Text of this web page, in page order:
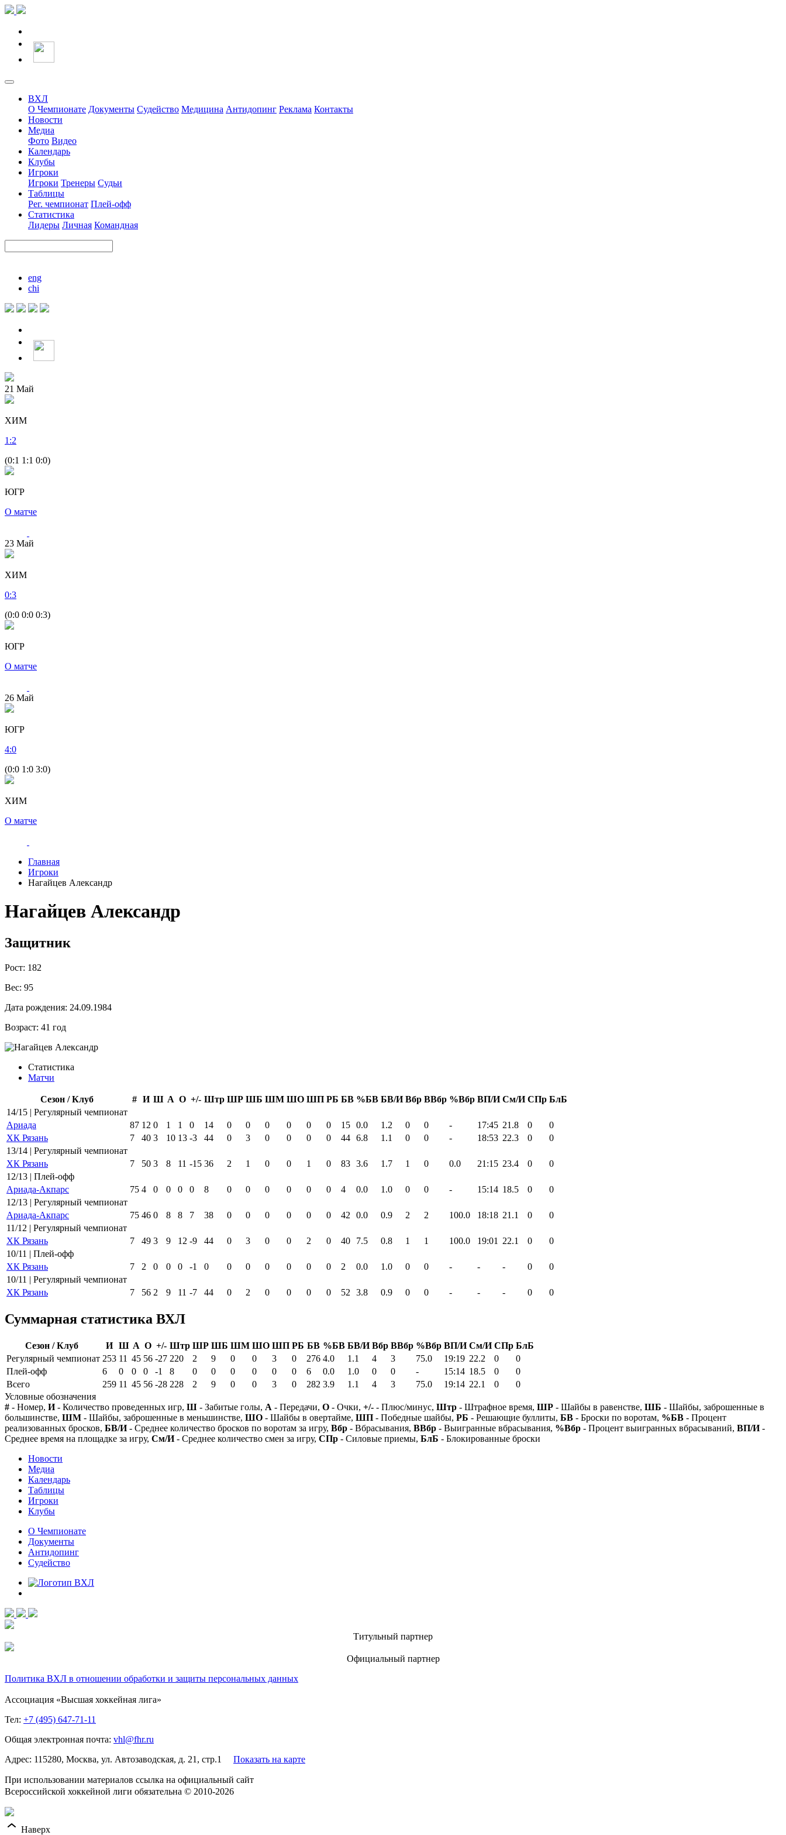
ВХЛ
О Чемпионате Документы Судейство Медицина Антидопинг Реклама Контакты
Новости
Медиа
Фото Видео
Календарь
Клубы
Игроки
Игроки Тренеры Судьи
Таблицы
Рег. чемпионат Плей-офф
Статистика
Лидеры Личная Командная
eng
chi
21 Май
ХИМ
1 :2
(0:1 1:1 0:0)
ЮГР
О матче
23 Май
ХИМ
0:3
(0:0 0:0 0:3)
ЮГР
О матче
26 Май
ЮГР
4:0
(0:0 1:0 3:0)
ХИМ
О матче
Главная
Игроки
Нагайцев Александр
Нагайцев Александр
Защитник
Рост: 182
Вес: 95
Дата рождения: 24.09.1984
Возраст: 41 год
Статистика
Матчи
Сезон / Клуб # И Ш А О +/- Штр ШР ШБ ШМ ШО ШП РБ БВ %БВ БВ/И Вбр ВВбр %Вбр ВП/И См/И СПр БлБ
14/15 | Регулярный чемпионат
Ариада
87 12 0 1 1 0 14 0 0 0 0 0 0 15 0.0 1.2 0 0 - 17:45 21.8 0
0
ХК Рязань
7 40 3 10 13 -3 44 0 3 0 0 0 0 44 6.8 1.1 0 0 - 18:53 22.3 0
0
13/14 | Регулярный чемпионат
ХК Рязань
7 50 3 8 11 -15 36 2 1 0 0 1 0 83 3.6 1.7 1 0 0.0 21:15 23.4 0
0
12/13 | Плей-офф
Ариада-Акпарс
75 4 0 0 0 0 8 0 0 0 0 0 0 4 0.0 1.0 0 0 - 15:14 18.5 0
0
12/13 | Регулярный чемпионат
Ариада-Акпарс
75 46 0 8 8 7 38 0 0 0 0 0 0 42 0.0 0.9 2 2 100.0 18:18 21.1 0
0
11/12 | Регулярный чемпионат
ХК Рязань
7 49 3 9 12 -9 44 0 3 0 0 2 0 40 7.5 0.8 1 1 100.0 19:01 22.1 0
0
10/11 | Плей-офф
ХК Рязань
7 2 0 0 0 -1 0 0 0 0 0 0 0 2 0.0 1.0 0 0 - - - 0
0
10/11 | Регулярный чемпионат
ХК Рязань
7 56 2 9 11 -7 44 0 2 0 0 0 0 52 3.8 0.9 0 0 - - - 0 0
Суммарная статистика ВХЛ
Сезон / Клуб И Ш А О +/- Штр ШР ШБ ШМ ШО ШП РБ БВ %БВ БВ/И Вбр ВВбр %Вбр ВП/И См/И СПр БлБ
Регулярный чемпионат 253 11 45 56 -27 220 2 9 0 0 3 0 276 4.0 1.1 4 3 75.0 19:19 22.2 0
0
Плей-офф
6 0 0 0 -1 8 0 0 0 0 0 0 6 0.0 1.0 0 0 - 15:14 18.5 0
0
Всего
259 11 45 56 -28 228 2 9 0 0 3 0 282 3.9 1.1 4 3 75.0 19:14 22.1 0
0
Условные обозначения
# - Номер, И- Количество проведенных игр, Ш - Забитые голы, А - Передачи, О - Очки, +/- - Плюс/минус, Штр - Штрафное время, ШР - Шайбы в равенстве, ШБ - Шайбы, заброшенные в
большинстве, ШМ - Шайбы, заброшенные в меньшинстве, ШО - Шайбы в овертайме, ШП - Победные шайбы, РБ - Решающие буллиты, БВ - Броски по воротам, %БВ - Процент
реализованных бросков, БВ/И- Среднее количество бросков по воротам за игру, Вбр - Вбрасывания, ВВбр - Выигранные вбрасывания, %Вбр - Процент выигранных вбрасываний, ВП/И-
Среднее время на площадке за игру, См/И- Среднее количество смен за игру, СПр - Силовые приемы, БлБ - Блокированные броски
Новости
Медиа
Календарь
Таблицы
Игроки
Клубы
О Чемпионате
Документы
Антидопинг
Судейство
Титульный партнер
Официальный партнер
Политика ВХЛ в отношении обработки и защиты персональных данных
Ассоциация «Высшая хоккейная лига»
Тел: +7 (495) 647-71-11
Общая электронная почта: vhl@fhr.ru
Адрес: 115280, Москва, ул. Автозаводская, д. 21, стр.1 Показать на карте
При использовании материалов ссылка на официальный сайт
Всероссийской хоккейной лиги обязательна © 2010-2026
Наверх